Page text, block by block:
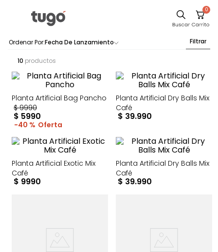
0
Fecha De Lanzamiento Filtrar
10 productos
Planta Artificial Bag Pancho
$ 9990
$ 5990
40 %
Planta Artificial Dry Balls Mix
Café
$ 39.990
Planta Artificial Exotic Mix
Café
$ 9990
Planta Artificial Dry Balls Mix
Café
$ 39.990
Sofa
Cuadros
Poltrona
Cama